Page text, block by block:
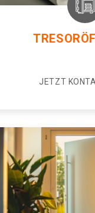
JETZT